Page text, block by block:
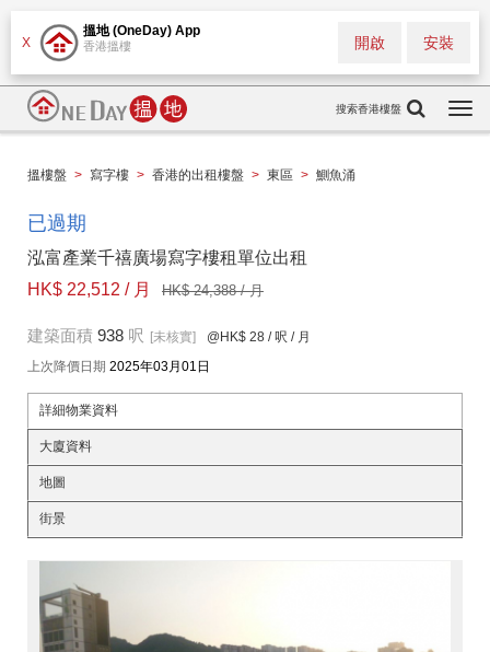
X
搵地 (OneDay) App
香港搵樓 安裝
開啟
搜索香港樓盤
搵樓盤 > 寫字樓 > 香港的出租樓盤 > 東區 > 鰂魚涌
已過期
泓富產業千禧廣場寫字樓租單位出租
HK$ 22,512 / 月
HK$ 24,388 / 月
建築面積 938 呎 [未核實] @HK$ 28 / 呎 / 月
上次降價日期 2025年03月01日
詳細物業資料
大廈資料
地圖
街景